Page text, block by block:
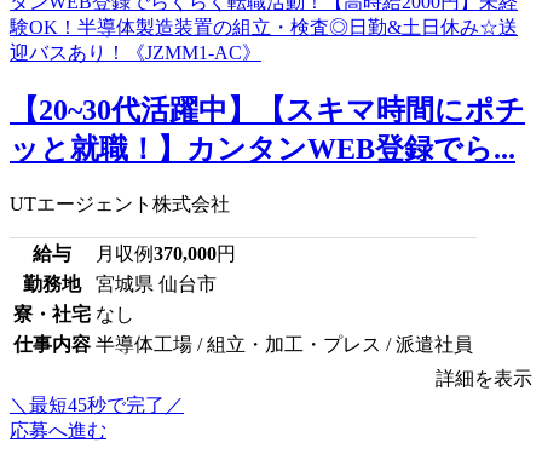
【20~30代活躍中】【スキマ時間にポチ
ッと就職！】カンタンWEB登録でら...
UTエージェント株式会社
給与 月収例370,000円
勤務地
宮城県 仙台市
寮・社宅 なし
仕事内容 半導体工場 / 組立・加工・プレス / 派遣社員
詳細を表示
＼最短45秒で完了／
応募へ進む